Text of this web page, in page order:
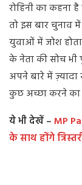
रोहिनी का कहना
तो इस बार चुनाव
युवाओं में जोश
के नेता की सोच भी
अपने बारे में
कुछ अच्छा करने
ये भी देखें –MP
के साथ होंगे